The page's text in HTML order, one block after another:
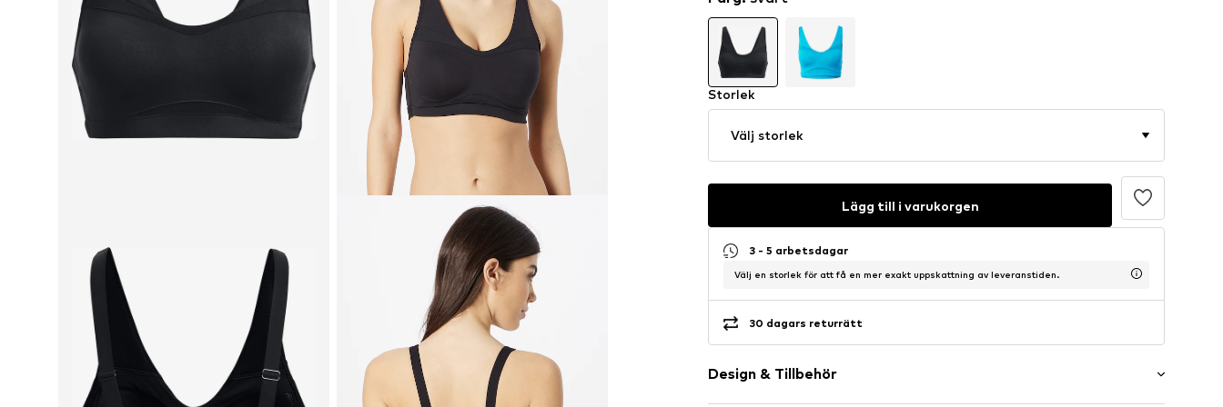
Storlek
Välj storlek
Lägg till i varukorgen
3 - 5 arbetsdagar
Välj en storlek för att få en mer exakt uppskattning av leveranstiden.
30 dagars returrätt
Design & Tillbehör